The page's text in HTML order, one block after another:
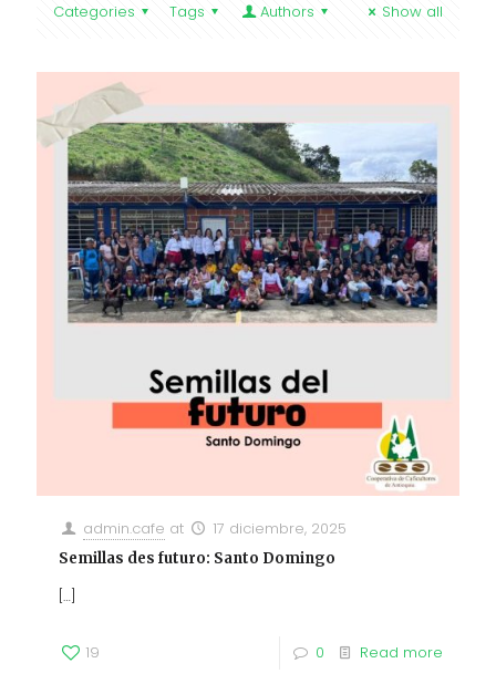
Categories Tags Authors Show all
admin.cafe at 17 diciembre, 2025
Semillas des futuro: Santo Domingo
[…]
19 0 Read more